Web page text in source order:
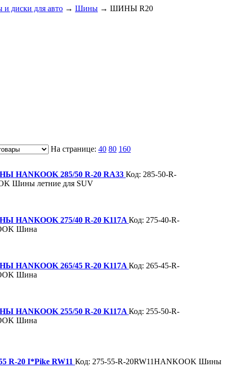
диски для авто → Шины → ШИНЫ R20
На странице: 40 80 160
HANKOOK 285/50 R-20 RA33 Код: 285-50-R-
Шины летние для SUV
HANKOOK 275/40 R-20 K117A Код: 275-40-R-
Шина
HANKOOK 265/45 R-20 K117A Код: 265-45-R-
Шина
HANKOOK 255/50 R-20 K117A Код: 255-50-R-
Шина
R-20 I*Pike RW11 Код: 275-55-R-20RW11HANKOOK Шины